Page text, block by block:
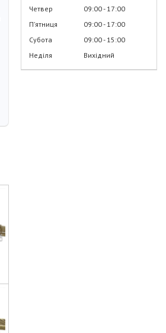
Четвер
09:00 17:00
Пʼятниця
09:00 17:00
Субота
09:00 15:00
Неділя
Вихідний